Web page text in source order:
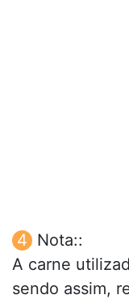
Nota::
A carne
sendo assim,